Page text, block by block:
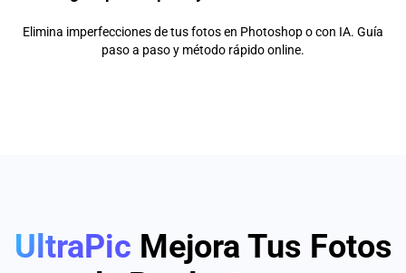
Elimina imperfecciones de tus fotos en Photoshop o con IA. Guía
paso a paso y método rápido online.
UltraPic Mejora Tus Fotos